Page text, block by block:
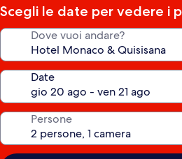
Scegli le date per vedere i
Dove vuoi andare?
Date
Persone